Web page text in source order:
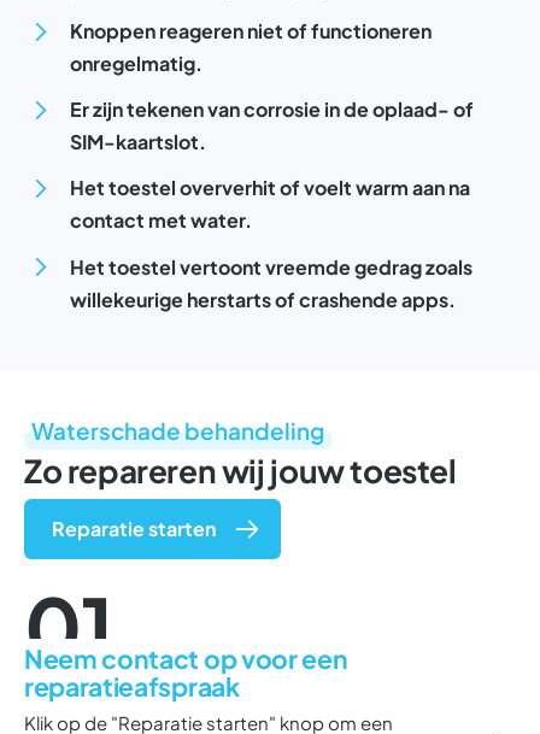
Knoppen reageren niet of functioneren
onregelmatig.
Er zijn tekenen van corrosie in de oplaad- of
SIM-kaartslot.
Het toestel oververhit of voelt warm aan na
contact met water.
Het toestel vertoont vreemde gedrag zoals
willekeurige herstarts of crashende apps.
Waterschade behandeling
Zo repareren wij jouw toestel
Reparatie starten
01
Neem contact op voor een
reparatieafspraak
Klik op de "Reparatie starten" knop om een